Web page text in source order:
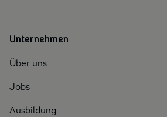
Unternehmen
Über uns
Jobs
Ausbildung